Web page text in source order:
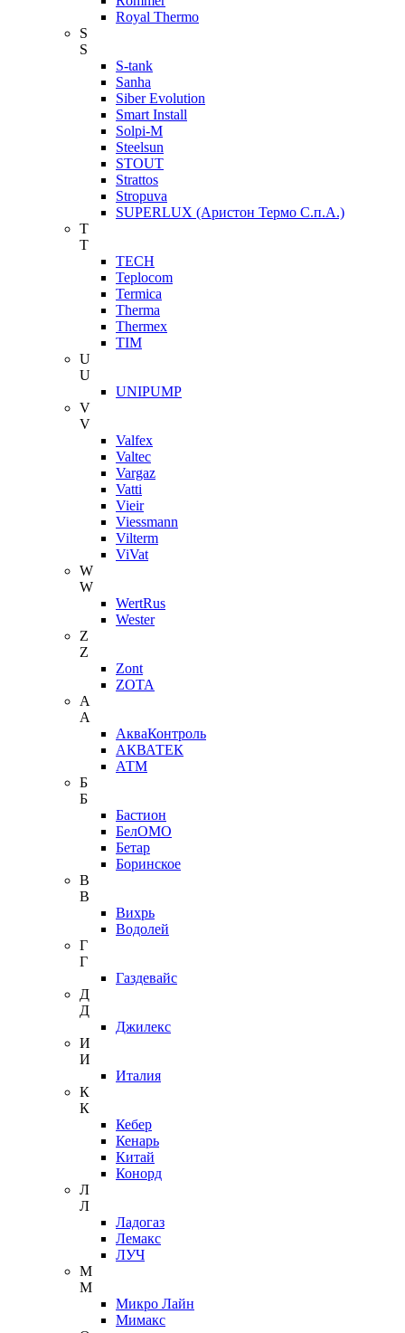
Royal Thermo
S
S
S-tank
Sanha
Siber Evolution
Smart Install
Solpi-M
Steelsun
STOUT
Strattos
Stropuva
SUPERLUX (Аристон Термо С.п.А.)
T
T
TECH
Teplocom
Termica
Therma
Thermex
TIM
U
U
UNIPUMP
V
V
Valfex
Valtec
Vargaz
Vatti
Vieir
Viessmann
Vilterm
ViVat
W
W
WertRus
Wester
Z
Z
Zont
ZOTA
А
А
АкваКонтроль
АКВАТЕК
АТМ
Б
Б
Бастион
БелОМО
Бетар
Боринское
В
В
Вихрь
Водолей
Г
Г
Газдевайс
Д
Д
Джилекс
И
И
Италия
К
К
Кебер
Кенарь
Китай
Конорд
Л
Л
Ладогаз
Лемакс
ЛУЧ
М
М
Микро Лайн
Мимакс